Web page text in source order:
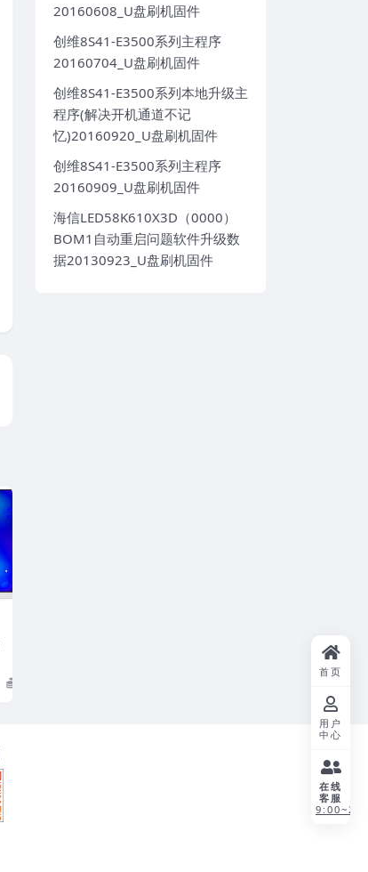
20160608_U盘刷机固件
创维8S41-E3500系列主程序
20160704_U盘刷机固件
创维8S41-E3500系列本地升级主
程序(解决开机通道不记
忆)20160920_U盘刷机固件
创维8S41-E3500系列主程序
20160909_U盘刷机固件
海信LED58K610X3D（0000）
BOM1自动重启问题软件升级数
据20130923_U盘刷机固件
首页
用户
中心
在线
客服